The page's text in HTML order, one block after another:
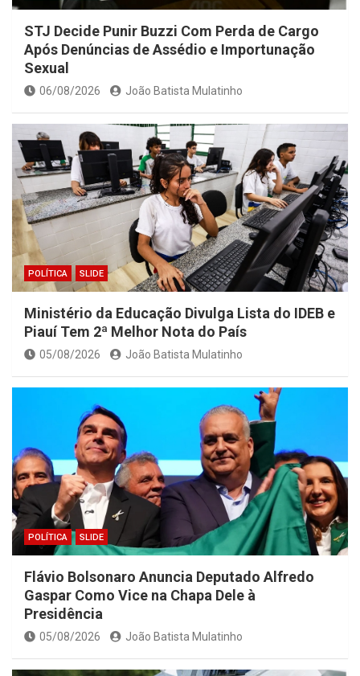
STJ Decide Punir Buzzi Com Perda de Cargo
Após Denúncias de Assédio e Importunação
Sexual
06/08/2026 João Batista Mulatinho
POLÍTICA SLIDE
Ministério da Educação Divulga Lista do IDEB e
Piauí Tem 2ª Melhor Nota do País
05/08/2026 João Batista Mulatinho
POLÍTICA SLIDE
Flávio Bolsonaro Anuncia Deputado Alfredo
Gaspar Como Vice na Chapa Dele à
Presidência
05/08/2026 João Batista Mulatinho